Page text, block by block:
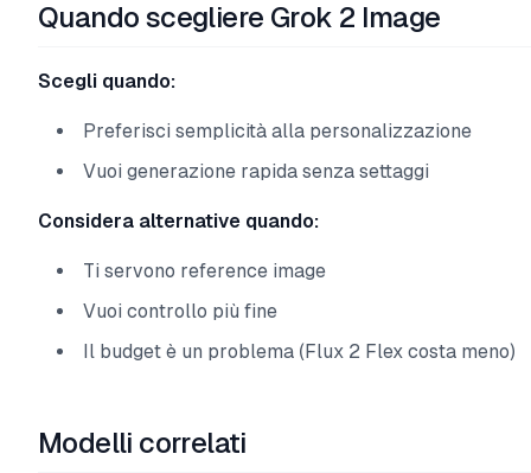
Quando scegliere Grok 2 Image
Scegli quando:
Preferisci semplicità alla personalizzazione
Vuoi generazione rapida senza settaggi
Considera alternative quando:
Ti servono reference image
Vuoi controllo più fine
Il budget è un problema (Flux 2 Flex costa meno)
Modelli correlati